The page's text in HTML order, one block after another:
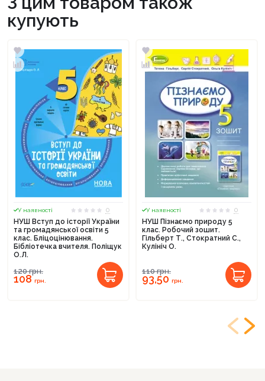
купують
У наявності
0
НУШ Вступ до історії України
та громадянської освіти 5
клас. Бліцоцінювання.
Бібліотечка вчителя. Поліщук
О.Л.
120грн.
108грн.
У наявності
0
НУШ Пізнаємо природу 5
клас. Робочий зошит.
Гільберт Т., Стократний С.,
Кулініч О.
110грн.
93,50 грн.